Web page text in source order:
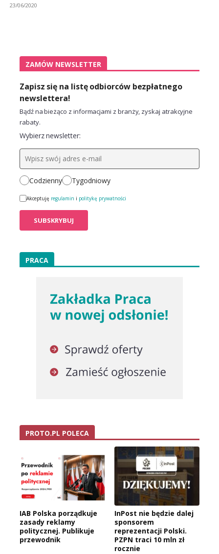
23/06/2020
ZAMÓW NEWSLETTER
Zapisz się na listę odbiorców bezpłatnego
newslettera!
Bądź na bieżąco z informacjami z branży, zyskaj atrakcyjne
rabaty.
Wybierz newsletter:
Codzienny Tygodniowy
Akceptuję regulamin i politykę prywatności
PRACA
PROTO.PL POLECA
IAB Polska porządkuje
zasady reklamy
politycznej. Publikuje
przewodnik
InPost nie będzie dalej
sponsorem
reprezentacji Polski.
PZPN traci 10 mln zł
rocznie